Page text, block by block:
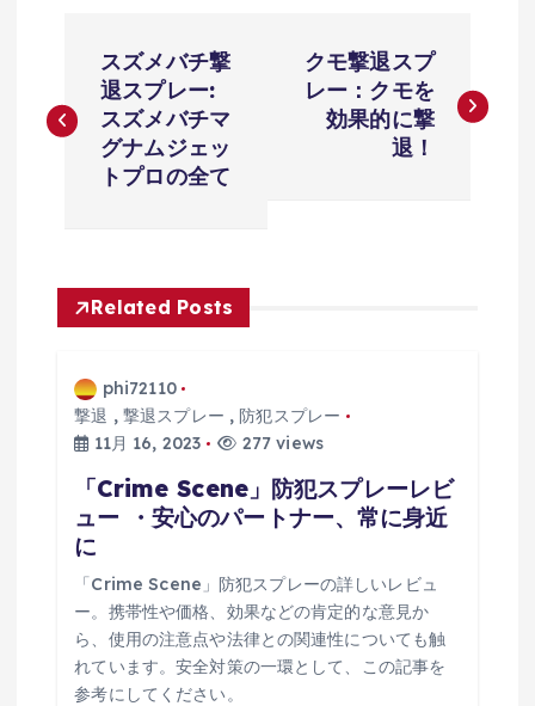
稿
ナ
ゲ
ー
シ
ョ
ン
スズメバチ撃
退スプレー:
スズメバチマ
グナムジェッ
トプロの全て
クモ撃退スプ
レー：クモを
効果的に撃
退！
Related Posts
phi72110
撃退 , 撃退スプレー , 防犯スプレー
11月 16, 2023
277 views
「Crime Scene」防犯スプレーレビ
ュー ・安心のパートナー、常に身近
に
「Crime Scene」防犯スプレーの詳しいレビュ
ー。携帯性や価格、効果などの肯定的な意見か
ら、使用の注意点や法律との関連性についても触
れています。安全対策の一環として、この記事を
参考にしてください。